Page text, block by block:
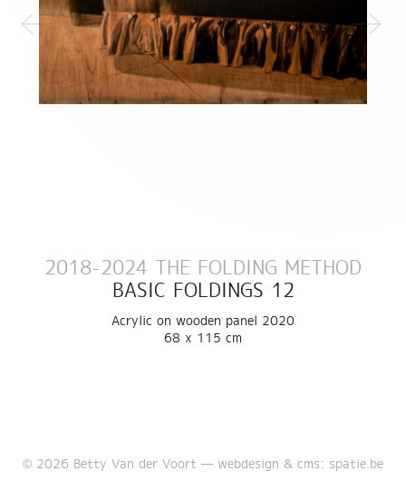
2018-2024 THE FOLDING METHOD
BASIC FOLDINGS 12
Acrylic on wooden panel 2020
68 x 115 cm
© 2026 Betty Van der Voort — webdesign & cms: spatie.be